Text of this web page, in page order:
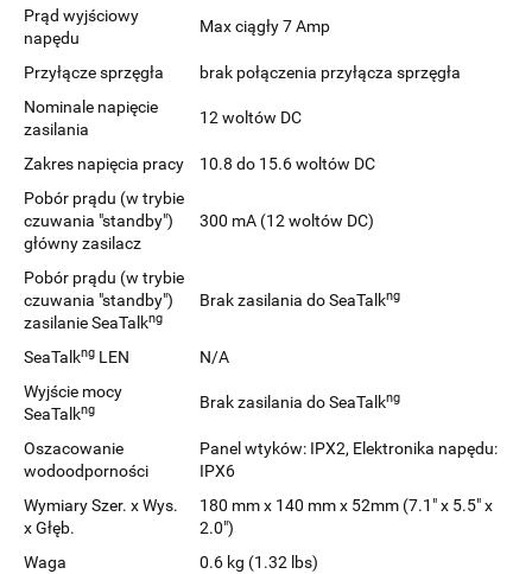
Prąd wyjściowy
napędu
Max ciągły 7 Amp
Przyłącze sprzęgła
brak połączenia przyłącza sprzęgła
Nominale napięcie
zasilania
12 woltów DC
Zakres napięcia pracy
10.8 do 15.6 woltów DC
Pobór prądu (w trybie
czuwania "standby")
główny zasilacz
300 mA (12 woltów DC)
Pobór prądu (w trybie
czuwania "standby")
zasilanie SeaTalkng
Brak zasilania do SeaTalkng
SeaTalkng LEN
N/A
Wyjście mocy
SeaTalkng Brak zasilania do SeaTalkng
Oszacowanie
wodoodporności
Panel wtyków: IPX2, Elektronika napędu:
IPX6
Wymiary Szer. x Wys.
x Głęb.
180 mm x 140 mm x 52mm (7.1" x 5.5" x
2.0")
Waga
0.6 kg (1.32 lbs)